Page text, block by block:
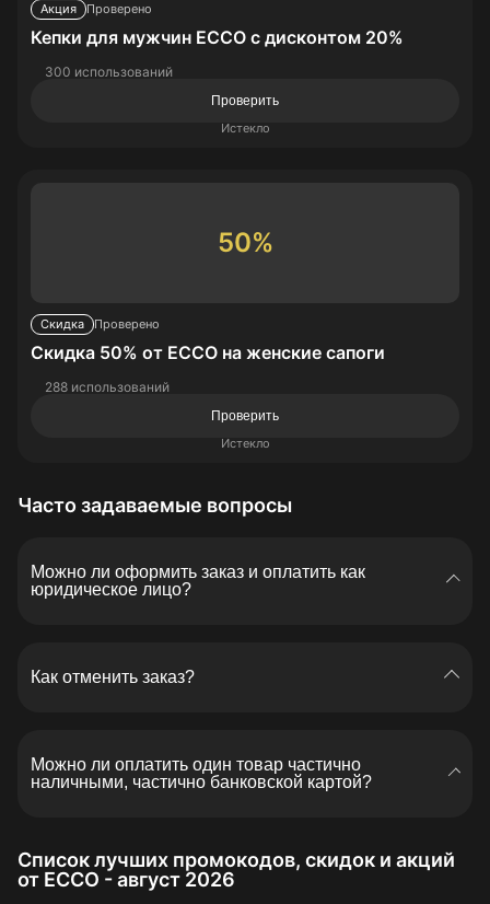
Акция Проверено
Кепки для мужчин ECCO с дисконтом 20%
300 использований
Проверить
Истекло
50%
Скидка Проверено
Скидка 50% от ECCO на женские сапоги
288 использований
Проверить
Истекло
Часто задаваемые вопросы
Можно ли оформить заказ и оплатить как
юридическое лицо?
Как отменить заказ?
специалисту номер заказа или номер телефона,
указанный при его оформлении, а также причину
вы можете отменить его в личном кабинете.
Можно ли оплатить один товар частично
наличными, частично банковской картой?
наличными и банковской картой. В интернет-
магазине такая возможность отсутствует.
Список лучших промокодов, скидок и акций
от ECCO - август 2026